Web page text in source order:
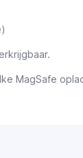
MagSafe